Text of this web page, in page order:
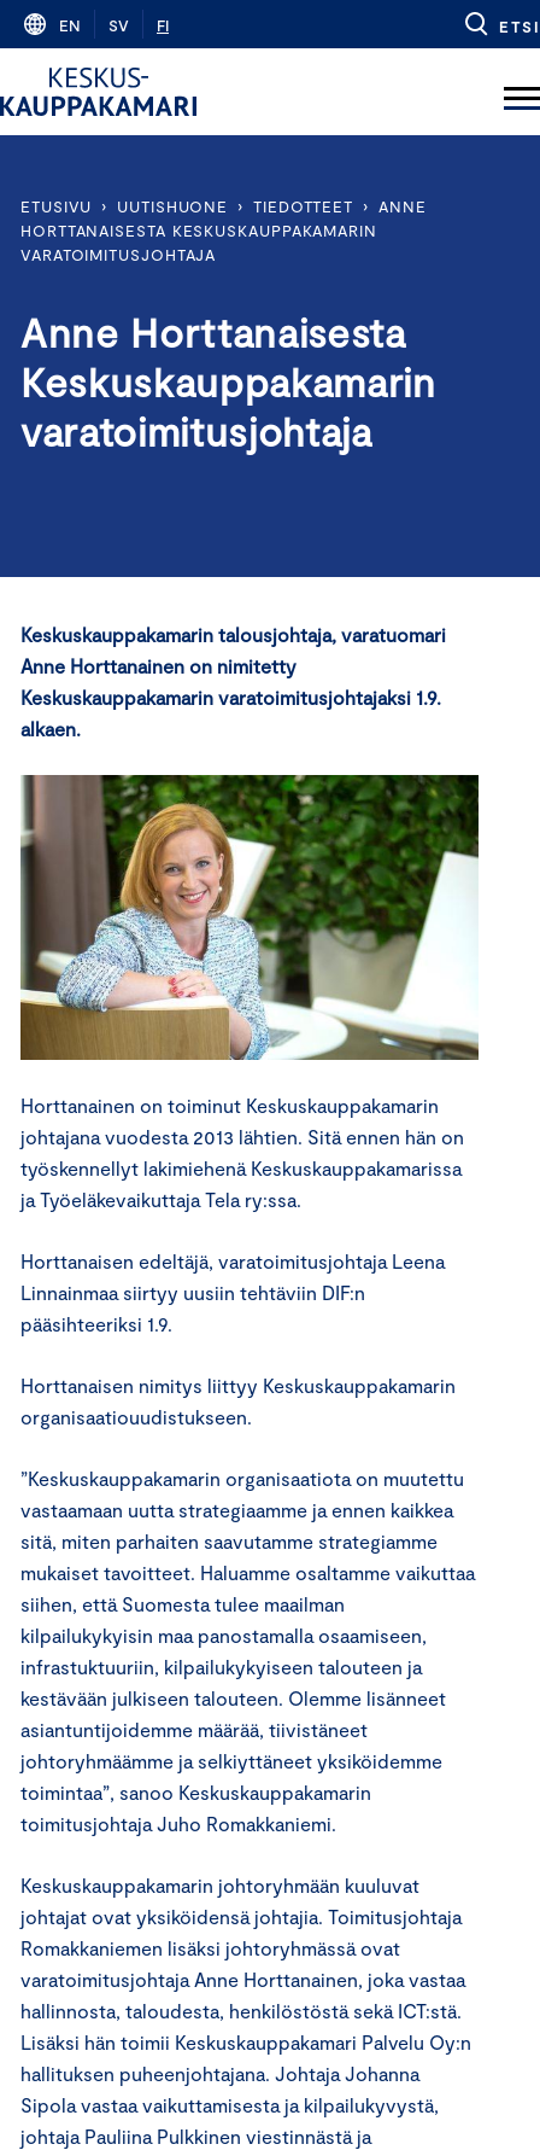
Skip
content
EN SV FI ETSI
ETUSIVU › UUTISHUONE › TIEDOTTEET › ANNE
HORTTANAISESTA KESKUSKAUPPAKAMARIN
VARATOIMITUSJOHTAJA
Anne Horttanaisesta
Keskuskauppakamarin
varatoimitusjohtaja
Keskuskauppakamarin talousjohtaja, varatuomari
Anne Horttanainen on nimitetty
Keskuskauppakamarin varatoimitusjohtajaksi 1.9.
alkaen.
Horttanainen on toiminut Keskuskauppakamarin
johtajana vuodesta 2013 lähtien. Sitä ennen hän on
työskennellyt lakimiehenä Keskuskauppakamarissa
ja Työeläkevaikuttaja Tela ry:ssa.
Horttanaisen edeltäjä, varatoimitusjohtaja Leena
Linnainmaa siirtyy uusiin tehtäviin DIF:n
pääsihteeriksi 1.9.
Horttanaisen nimitys liittyy Keskuskauppakamarin
organisaatiouudistukseen.
”Keskuskauppakamarin organisaatiota on muutettu
vastaamaan uutta strategiaamme ja ennen kaikkea
sitä, miten parhaiten saavutamme strategiamme
mukaiset tavoitteet. Haluamme osaltamme vaikuttaa
siihen, että Suomesta tulee maailman
kilpailukykyisin maa panostamalla osaamiseen,
infrastuktuuriin, kilpailukykyiseen talouteen ja
kestävään julkiseen talouteen. Olemme lisänneet
asiantuntijoidemme määrää, tiivistäneet
johtoryhmäämme ja selkiyttäneet yksiköidemme
toimintaa”, sanoo Keskuskauppakamarin
toimitusjohtaja Juho Romakkaniemi.
Keskuskauppakamarin johtoryhmään kuuluvat
johtajat ovat yksiköidensä johtajia. Toimitusjohtaja
Romakkaniemen lisäksi johtoryhmässä ovat
varatoimitusjohtaja Anne Horttanainen, joka vastaa
hallinnosta, taloudesta, henkilöstöstä sekä ICT:stä.
Lisäksi hän toimii Keskuskauppakamari Palvelu Oy:n
hallituksen puheenjohtajana. Johtaja Johanna
Sipola vastaa vaikuttamisesta ja kilpailukyvystä,
johtaja Pauliina Pulkkinen viestinnästä ja